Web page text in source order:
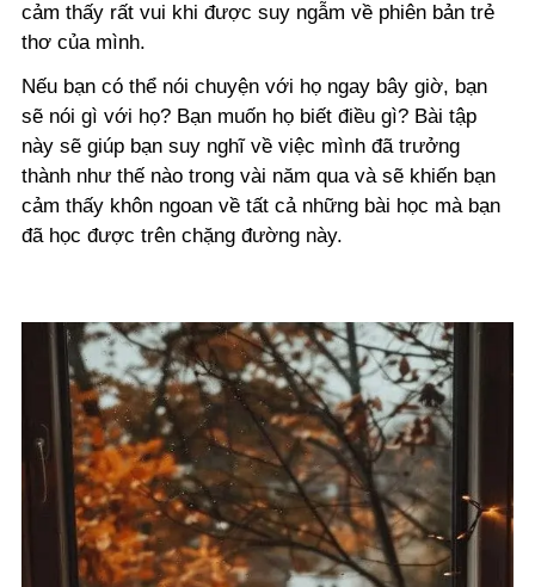
cảm thấy rất vui khi được suy ngẫm về phiên bản trẻ
thơ của mình.
Nếu bạn có thể nói chuyện với họ ngay bây giờ, bạn
sẽ nói gì với họ? Bạn muốn họ biết điều gì? Bài tập
này sẽ giúp bạn suy nghĩ về việc mình đã trưởng
thành như thế nào trong vài năm qua và sẽ khiến bạn
cảm thấy khôn ngoan về tất cả những bài học mà bạn
đã học được trên chặng đường này.